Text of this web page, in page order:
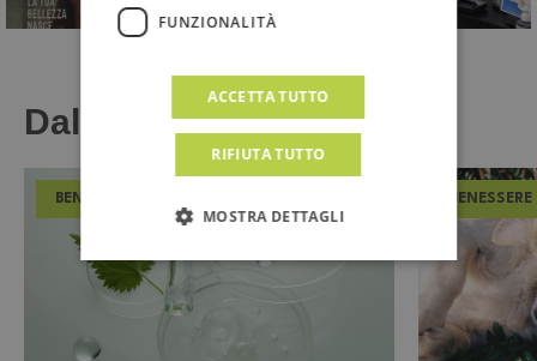
Dal Magazine
BENESSERE BENESSERE
FUNZIONALITÀ
ACCETTA TUTTO
RIFIUTA TUTTO
MOSTRA DETTAGLI